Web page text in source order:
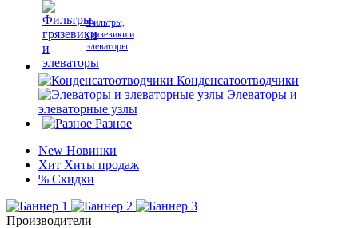
Фильтры,
грязевики и
элеваторы
Конденсатоотводчики
Элеваторы и
элеваторные узлы
Разное
New Новинки
Хит Хиты продаж
% Скидки
Производители